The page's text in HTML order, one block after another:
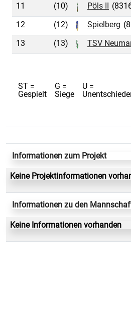
11
(10) Pöls II
12
(12) Spielberg
13
(13) TSV
ST =
Gespielt
G =
Siege
U =
Informationen zum Projekt
Keine Projektinformationen
Informationen zu den
Keine Informationen vorhanden